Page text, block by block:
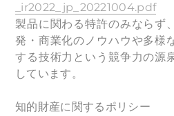
_ir2022_jp_20221004.pdf
製品に関わる特許のみならず
発・商業化のノウハウや多様
する技術力という競争力の源
しています。
知的財産に関するポリシー